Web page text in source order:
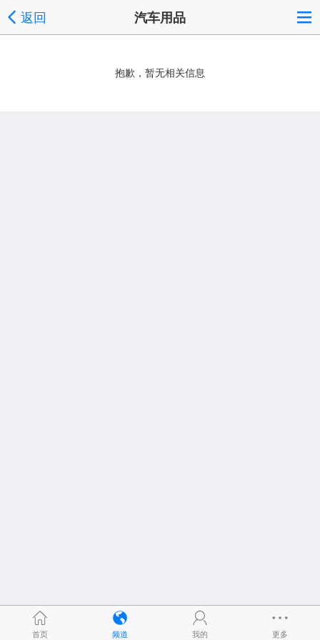
返回 汽车用品
抱歉，暂无相关信息
首页 频道 我的 更多